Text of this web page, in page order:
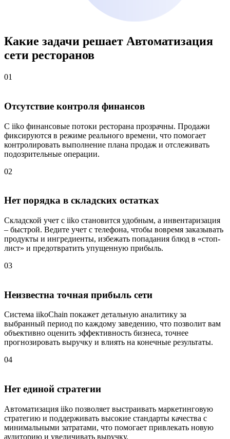
Какие задачи решает Автоматизация
сети ресторанов
01
Отсутствие контроля финансов
С iiko финансовые потоки ресторана прозрачны. Продажи
фиксируются в режиме реального времени, что помогает
контролировать выполнение плана продаж и отслеживать
подозрительные операции.
02
Нет порядка в складских остатках
Складской учет с iiko становится удобным, а инвентаризация
– быстрой. Ведите учет с телефона, чтобы вовремя заказывать
продукты и ингредиенты, избежать попадания блюд в «стоп-
лист» и предотвратить упущенную прибыль.
03
Неизвестна точная прибыль сети
Система iikoChain покажет детальную аналитику за
выбранный период по каждому заведению, что позволит вам
объективно оценить эффективность бизнеса, точнее
прогнозировать выручку и влиять на конечные результаты.
04
Нет единой стратегии
Автоматизация iiko позволяет выстраивать маркетинговую
стратегию и поддерживать высокие стандарты качества с
минимальными затратами, что помогает привлекать новую
аудиторию и увеличивать выручку.